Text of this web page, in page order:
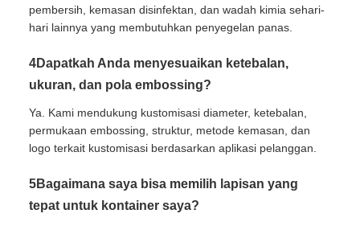
pembersih, kemasan disinfektan, dan wadah kimia sehari-
hari lainnya yang membutuhkan penyegelan panas.
4Dapatkah Anda menyesuaikan ketebalan,
ukuran, dan pola embossing?
Ya. Kami mendukung kustomisasi diameter, ketebalan,
permukaan embossing, struktur, metode kemasan, dan
logo terkait kustomisasi berdasarkan aplikasi pelanggan.
5Bagaimana saya bisa memilih lapisan yang
tepat untuk kontainer saya?